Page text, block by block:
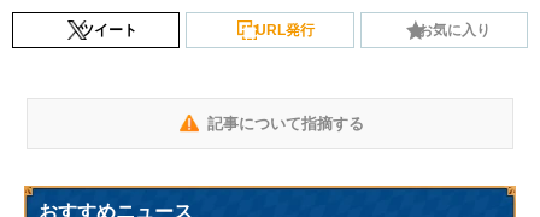
ツイート URL発行 お気に入り
記事について指摘する
おすすめニュース